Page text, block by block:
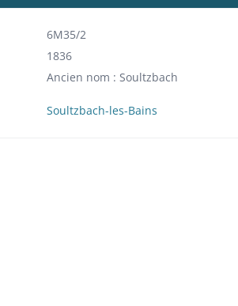
6M35/2
1836
Ancien nom : Soultzbach
Soultzbach-les-Bains